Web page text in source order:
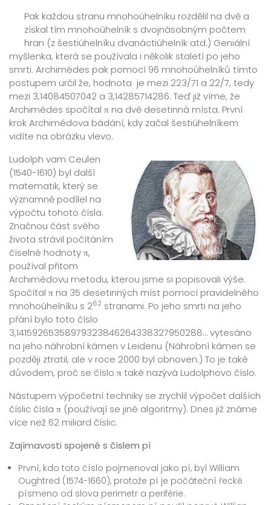
Pak každou stranu mnohoúhelníku rozdělil na dvě a
získal tím mnohoúhelník s dvojnásobným počtem
hran (z šestiúhelníku dvanáctiúhelník atd.) Geniální
myšlenka, která se používala i několik staletí po jeho
smrti. Archimédes pak pomocí 96 mnohoúhelníků tímto
postupem určil že, hodnota je mezi 223/71 a 22/7, tedy
mezi 3,14084507042 a 3,14285714286. Teď již víme, že
Archimédes spočítal π na dvě desetinná místa. První
krok Archimédova bádání, kdy začal šestiúhelníkem
vidíte na obrázku vlevo.
Ludolph vam Ceulen
(1540-1610) byl další
matematik, který se
významně podílel na
výpočtu tohoto čísla.
Značnou část svého
života strávil počítáním
číselné hodnoty π,
používal přitom
Archimédovu metodu, kterou jsme si popisovali výše.
Spočítal π na 35 desetinných míst pomocí pravidelného
mnohoúhelníku s 262 stranami. Po jeho smrti na jeho
přání bylo toto číslo
3,14159265358979323846264338327950288… vytesáno
na jeho náhrobní kámen v Leidenu (Náhrobní kámen se
později ztratil, ale v roce 2000 byl obnoven.) To je také
důvodem, proč se číslo π také nazývá Ludolphovo číslo.
Nástupem výpočetní techniky se zrychlil výpočet dalších
číslic čísla π (používají se jiné algoritmy). Dnes již známe
více než 62 miliard číslic.
Zajímavosti spojené s číslem pí
První, kdo toto číslo pojmenoval jako pí, byl William
Oughtred (1574-1660), protože pí je počáteční řecké
písmeno od slova perimetr a periférie.